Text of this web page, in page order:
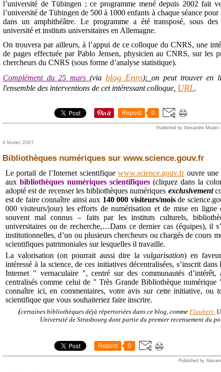
l’université de Tübingen ; ce programme mené depuis 2002 fait
l’université de Tübingen de 500 à 1000 enfants à chaque séance
dans un amphithéâtre. Le programme a été transposé, sous
université et instituts universitaires en Allemagne.
On trouvera par ailleurs, à l’appui de ce colloque du CNRS, une
de pages effectuée par Pablo Jensen, physicien au CNRS, sur les
chercheurs du CNRS (sous forme d’analyse statistique).
Complément du 25 mars (via blog Enro): on peut trouver en
l'ensemble des interventions de cet intéressant colloque, URL.
Repost 0
Published by Alexandre Moatti -
4 février 2007
Bibliothèques numériques sur www.science.gouv.fr
Le portail de l’Internet scientifiquewww.science.gouv.frouvre une
aux bibliothèques numériques scientifiques (cliquez dans la
adopté est de recenser les bibliothèques numériques exclusivement
est de faire connaître ainsi aux 140 000 visiteurs/mois de
000 visiteurs/jour) les efforts de numérisation et de mise en
souvent mal connus – faits par les instituts culturels,
universitaires ou de recherche,…Dans ce dernier cas (équipes), il
institutionnelles, d’un ou plusieurs chercheurs ou chargés de cours
scientifiques patrimoniales sur lesquelles il travaille.
La valorisation (on pourrait aussi dire lavulgarisation) en
intéressé à la science, de ces initiatives décentralisées, s’inscrit
Internet " vernaculaire ", centré sur des communautés
centralisés comme celui de " Très Grande Bibliothèque numérique
connaître ici, en commentaires, votre avis sur cette initiative, ou
scientifique que vous souhaiteriez faire inscrire.
(certaines bibliothèques déjà répertoriées dans ce blog, commeFlaubert-
Université de Strasbourg dont partie du premier recensement du
Repost 0
Published by